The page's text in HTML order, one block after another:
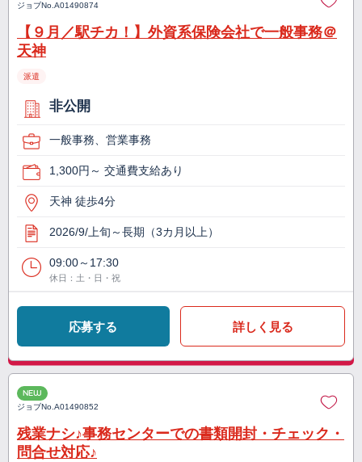
ジョブNo.A01490874
【９月／駅チカ！】外資系保険会社で一般事務＠
天神
派遣
非公開
一般事務、営業事務
1,300円～ 交通費支給あり
天神 徒歩4分
2026/9/上旬～長期（3カ月以上）
09:00～17:30
休日：土・日・祝
応募する 詳しく見る
NEW
ジョブNo.A01490852
残業ナシ♪事務センターでの書類開封・チェック・
問合せ対応♪